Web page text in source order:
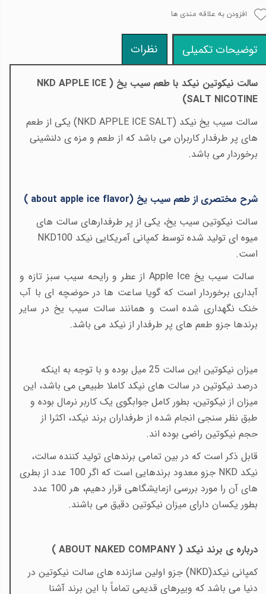
افزودن به علاقه مندی ها
توضیحات تکمیلی نظرات
سالت نیکوتین نیکد با طعم سیب یخ ( NKD APPLE ICE
SALT NICOTINE
)
سالت سیب یخ نیکد (NKD APPLE ICE SALT) یکی از طعم
های پر طرفدار کاربران می باشد که از طعم و مزه ی دلنشینی
برخوردار می باشد.
شرح مختصری از طعم سیب یخ (about apple ice flavor
)
سالت نیکوتین سیب یخ، یکی از پر طرفدارهای سالت های
میوه ای تولید شده توسط کمپانی آمریکایی نیکد NKD100
است.
سالت سیب یخ Apple Ice از عطر و رایحه سیب سبز تازه و
آبداری برخوردار است که گویا ساعت ها در حوضچه ای با آب
خنک نگهداری شده است و همانند سالت سیب یخ در سایر
برندها جزو طعم های پر طرفدار از نیکد می باشد.
میزان نیکوتین این سالت 25 میل بوده و با توجه به اینکه
درصد نیکوتین در سالت های نیکد کاملا طبیعی می باشد، این
میزان از نیکوتین، بطور کامل جوابگوی یک کاربر نرمال بوده و
طبق نظر سنجی انجام شده از طرفداران برند نیکد، اکثرا از
حجم نیکوتین راضی بوده اند.
قابل ذکر است که در بین تمامی برندهای تولید کننده سالت،
نیکد NKD
جزو معدود برندهایی است که اگر 100 عدد از بطری
های آن را مورد بررسی ازمایشگاهی قرار دهیم، هر 100 عدد
بطور یکسان دارای میزان نیکوتین دقیق می باشند.
درباره ی برند نیکد ( ABOUT NAKED COMPANY
)
کمپانی نیکد(NKD) جزو اولین سازنده های سالت نیکوتین در
دنیا می باشد که ویپرهای قدیمی تماماً با این برند آشنا